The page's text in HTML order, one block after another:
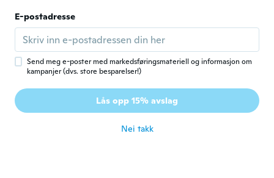
L Lino
Ble med i 2018 · 6 omtaler
Tres bien je le recommande
Melvin
Ble med i 2017 · 74 omtaler · 17
E-postadresse
Send meg e-poster med markedsføringsmateriell og informasjon om
kampanjer (dvs. store besparelser!)
Lås opp 15% avslag
Nei takk